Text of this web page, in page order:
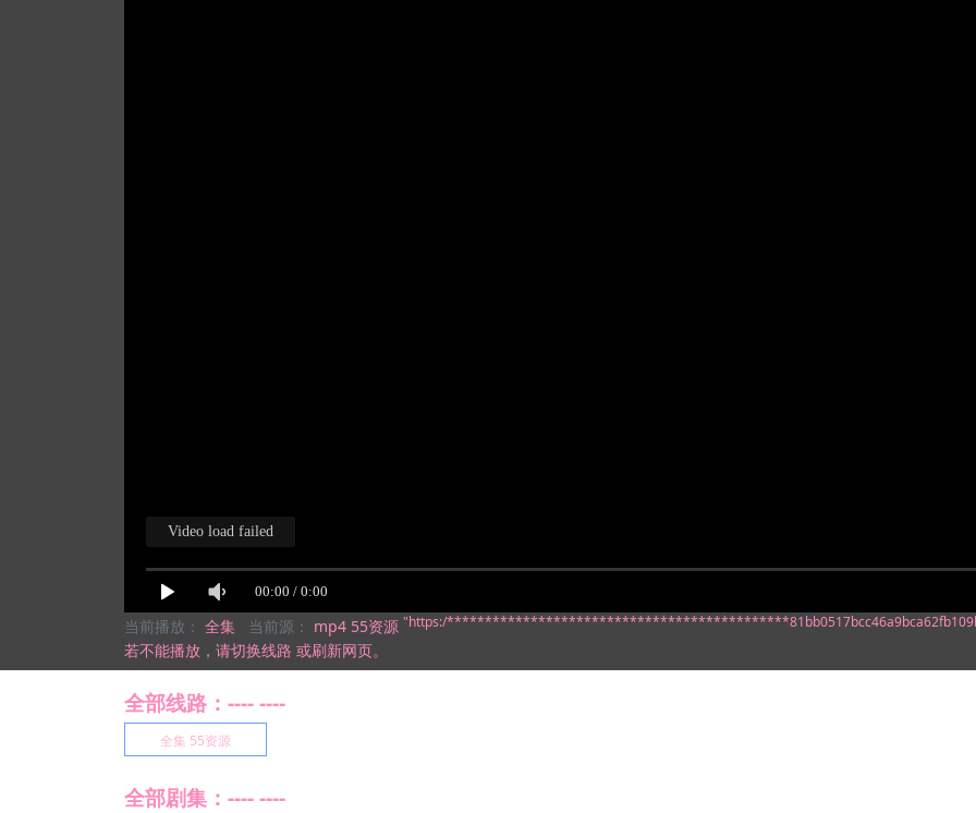
当前播放： 全集 当前源： mp4 55资源 "https:/
若不能播放， 请切换线路 或刷新网页。
全部线路：---- ----
全集 55资源
全部剧集：---- ----